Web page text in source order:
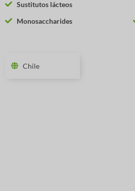
Sustitutos lácteos
Monosaccharides ​
Chile